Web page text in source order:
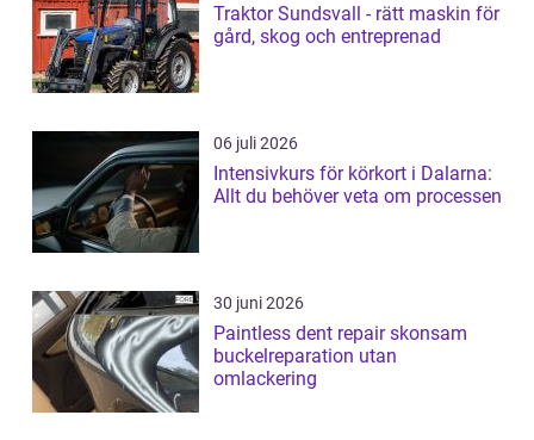
Traktor Sundsvall - rätt maskin för
gård, skog och entreprenad
06 juli 2026
Intensivkurs för körkort i Dalarna:
Allt du behöver veta om processen
30 juni 2026
Paintless dent repair skonsam
buckelreparation utan
omlackering